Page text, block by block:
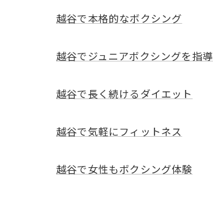
越谷で本格的なボクシング
越谷でジュニアボクシングを指導
越谷で長く続けるダイエット
越谷で気軽にフィットネス
越谷で女性もボクシング体験